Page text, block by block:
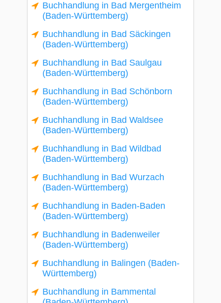
Buchhandlung in Bad Mergentheim
(Baden-Württemberg)
Buchhandlung in Bad Säckingen
(Baden-Württemberg)
Buchhandlung in Bad Saulgau
(Baden-Württemberg)
Buchhandlung in Bad Schönborn
(Baden-Württemberg)
Buchhandlung in Bad Waldsee
(Baden-Württemberg)
Buchhandlung in Bad Wildbad
(Baden-Württemberg)
Buchhandlung in Bad Wurzach
(Baden-Württemberg)
Buchhandlung in Baden-Baden
(Baden-Württemberg)
Buchhandlung in Badenweiler
(Baden-Württemberg)
Buchhandlung in Balingen (Baden-
Württemberg)
Buchhandlung in Bammental